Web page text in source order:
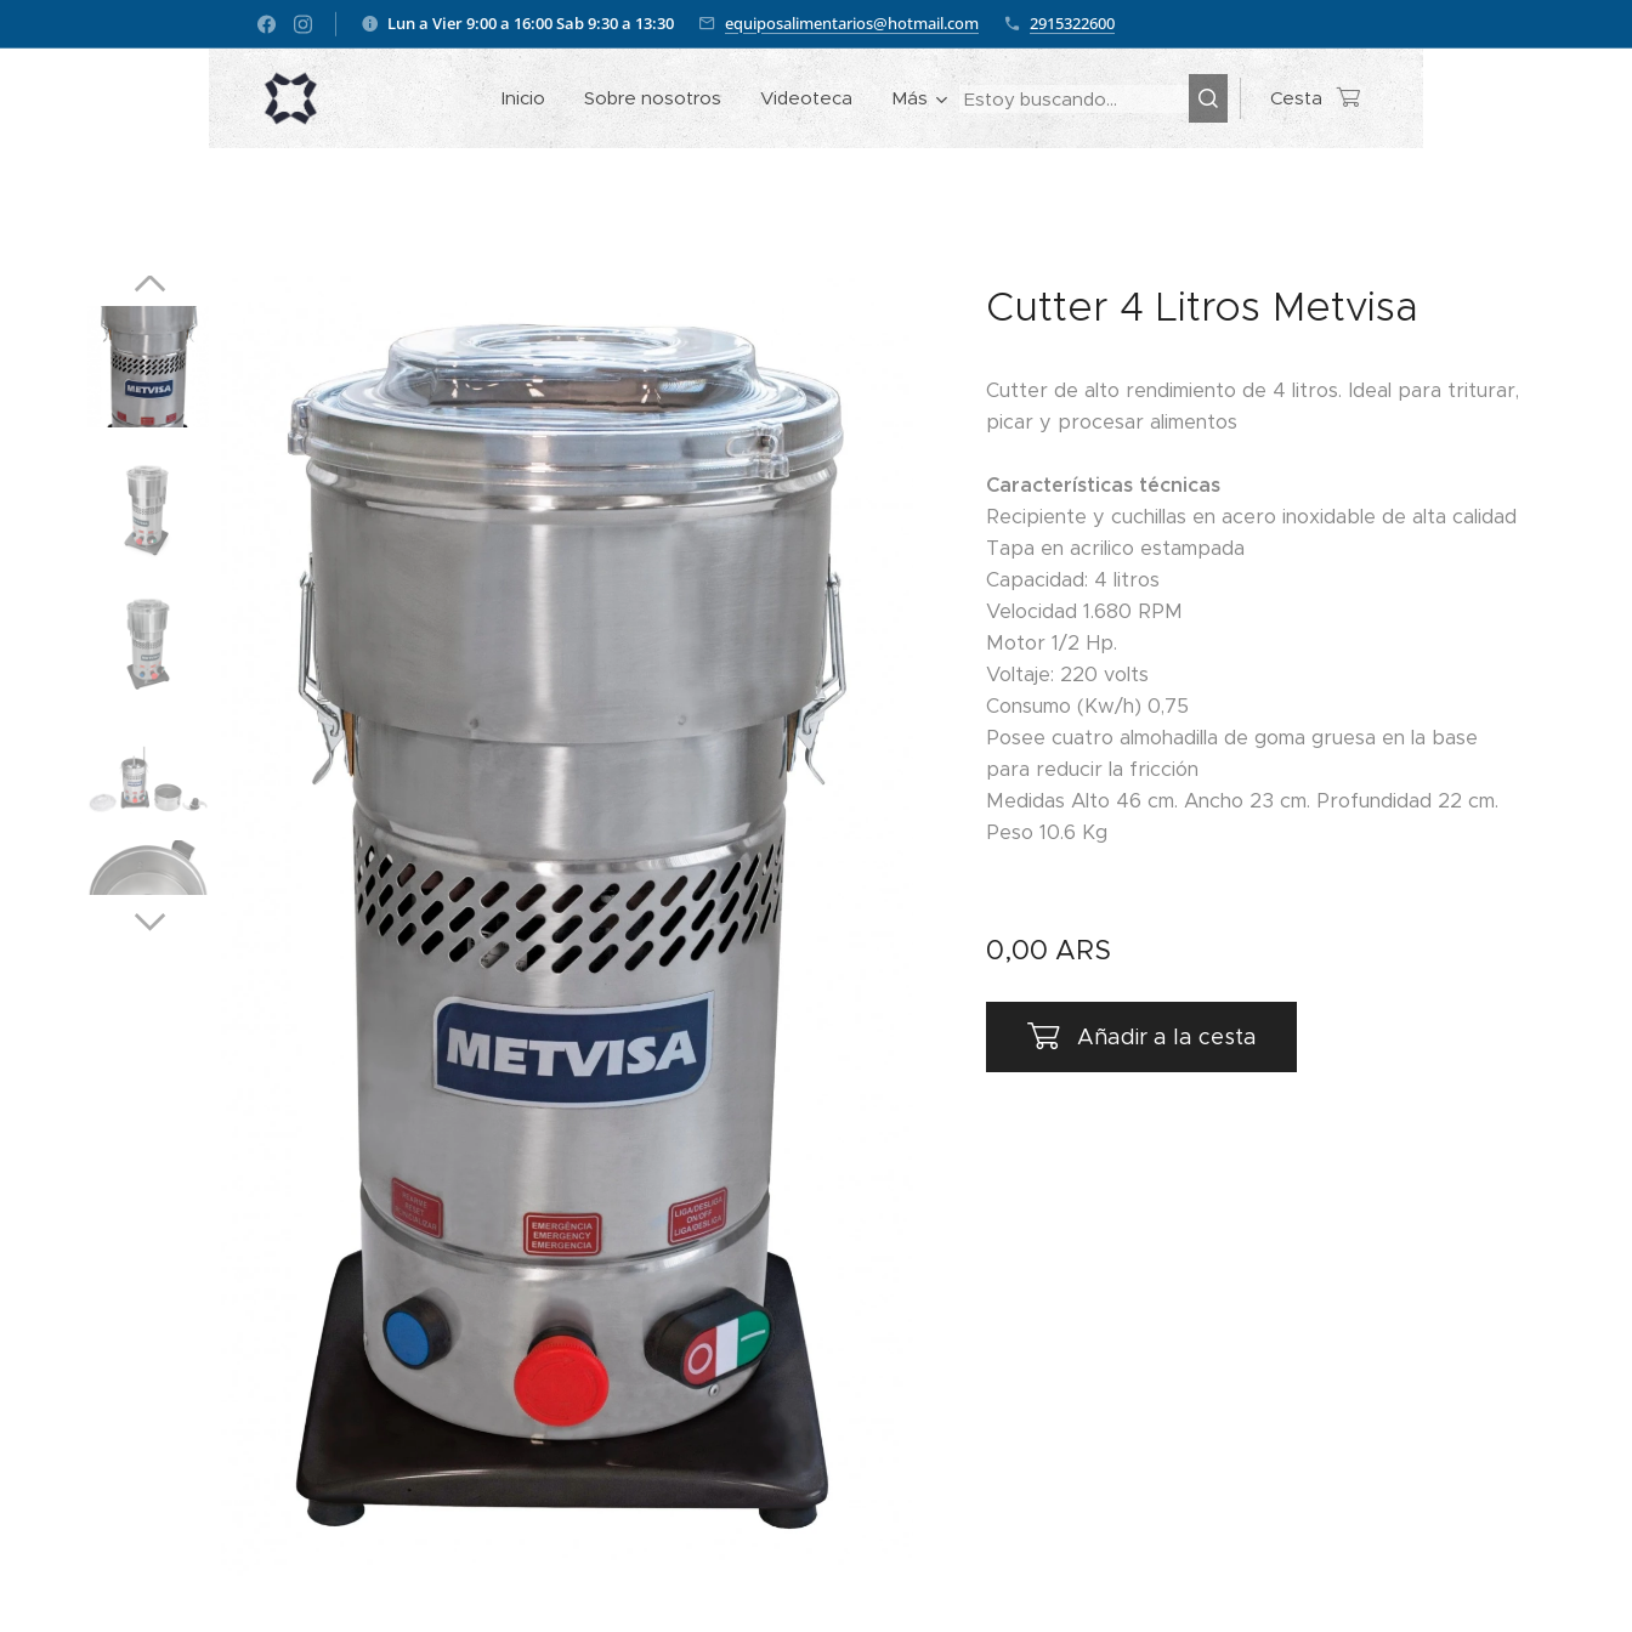
Lun a Vier 9:00 a 16:00Sab 9:30 a 13:30 equiposalimentarios@hotmail.com 2915322600
Inicio Sobre nosotros Videoteca Más Cesta
Cutter 4 Litros Metvisa
Cutter de alto rendimiento de 4 litros. Ideal para triturar,
picar y procesar alimentos
Características técnicas
Recipiente y cuchillas en acero inoxidable de alta calidad
Tapa en acrilico estampada
Capacidad: 4 litros
Velocidad 1.680 RPM
Motor 1/2 Hp.
Voltaje: 220 volts
Consumo (Kw/h) 0,75
Posee cuatro almohadilla de goma gruesa en la base
para reducir la fricción
Medidas Alto 46 cm. Ancho 23 cm. Profundidad 22 cm.
Peso 10.6 Kg
0,00 ARS
Añadir a la cesta